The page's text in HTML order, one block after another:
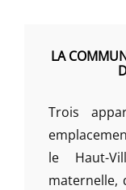
LA
Trois
le Haut-
maternelle,